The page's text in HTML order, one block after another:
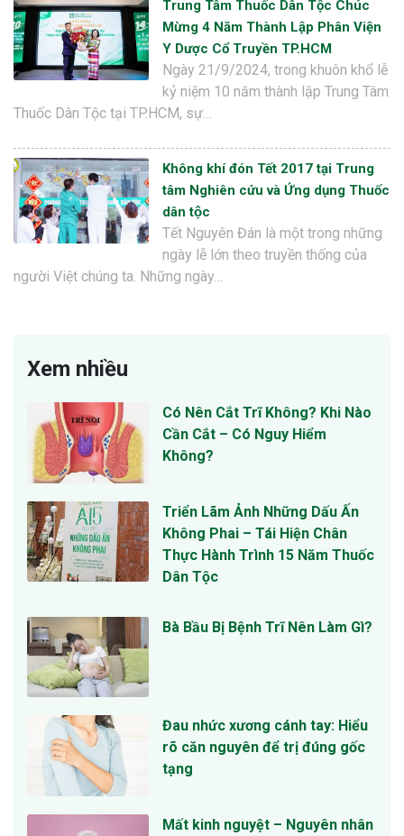
Trung Tâm Thuốc Dân Tộc Chúc
Mừng 4 Năm Thành Lập Phân Viện
Y Dược Cổ Truyền TP.HCM
Ngày 21/9/2024, trong khuôn khổ lễ
kỷ niệm 10 năm thành lập Trung Tâm
Thuốc Dân Tộc tại TP.HCM, sự…
Không khí đón Tết 2017 tại Trung
tâm Nghiên cứu và Ứng dụng Thuốc
dân tộc
Tết Nguyên Đán là một trong những
ngày lễ lớn theo truyền thống của
người Việt chúng ta. Những ngày…
Xem nhiều
Có Nên Cắt Trĩ Không? Khi Nào
Cần Cắt – Có Nguy Hiểm
Không?
Triển Lãm Ảnh Những Dấu Ấn
Không Phai – Tái Hiện Chân
Thực Hành Trình 15 Năm Thuốc
Dân Tộc
Bà Bầu Bị Bệnh Trĩ Nên Làm Gì?
Đau nhức xương cánh tay: Hiểu
rõ căn nguyên để trị đúng gốc
tạng
Mất kinh nguyệt – Nguyên nhân